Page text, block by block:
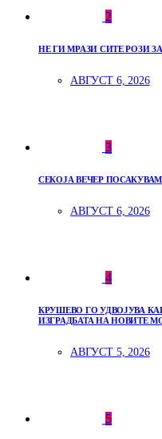
2
НЕ ГИ МРАЗИ СИТЕ РОЗИ
АВГУСТ 6, 2026
3
СЕКОЈА ВЕЧЕР
АВГУСТ 6, 2026
4
КРУШЕВО ГО УДВОЈУВА
ИЗГРАДБАТА НА НОВИТЕ
АВГУСТ 5, 2026
5